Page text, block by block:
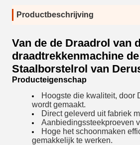
Productbeschrijving
Van de de Draadrol van
draadtrekkenmachine de
Staalborstelrol van
Producteigenschap
Hoogste die kwaliteit, door
wordt gemaakt.
Direct geleverd uit fabriek
Aanbiedingssteekproeven
Hoge het schoonmaken
gemakkelijk te werken.